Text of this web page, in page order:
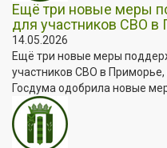
Ещё три новые меры
для участников СВО в
14.05.2026
Ещё три новые меры
участников СВО в
Госдума одобрила новые